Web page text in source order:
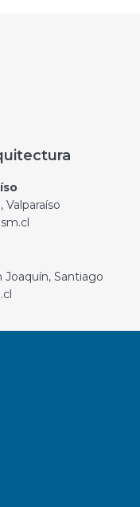
Joaquín, Santiago